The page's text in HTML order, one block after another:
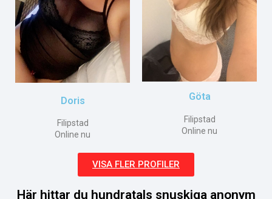
Doris
Filipstad
Online nu
Göta
Filipstad
Online nu
VISA FLER PROFILER
Här hittar du hundratals snuskiga anonym